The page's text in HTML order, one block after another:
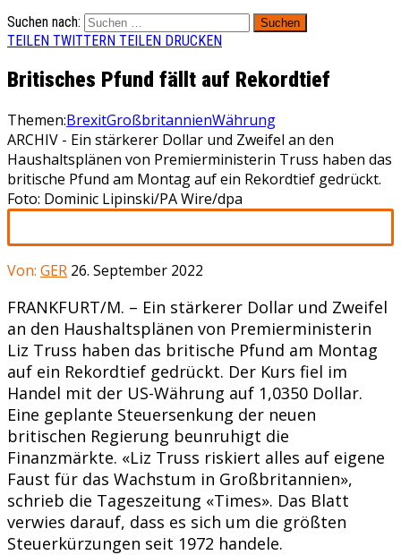
Suchen nach:
TEILEN TWITTERN TEILEN DRUCKEN
Britisches Pfund fällt auf Rekordtief
Themen:BrexitGroßbritannienWährung
ARCHIV - Ein stärkerer Dollar und Zweifel an den
Haushaltsplänen von Premierministerin Truss haben das
britische Pfund am Montag auf ein Rekordtief gedrückt.
Foto: Dominic Lipinski/PA Wire/dpa
Von: GER 26. September 2022
FRANKFURT/M. – Ein stärkerer Dollar und Zweifel
an den Haushaltsplänen von Premierministerin
Liz Truss haben das britische Pfund am Montag
auf ein Rekordtief gedrückt. Der Kurs fiel im
Handel mit der US-Währung auf 1,0350 Dollar.
Eine geplante Steuersenkung der neuen
britischen Regierung beunruhigt die
Finanzmärkte. «Liz Truss riskiert alles auf eigene
Faust für das Wachstum in Großbritannien»,
schrieb die Tageszeitung «Times». Das Blatt
verwies darauf, dass es sich um die größten
Steuerkürzungen seit 1972 handele.